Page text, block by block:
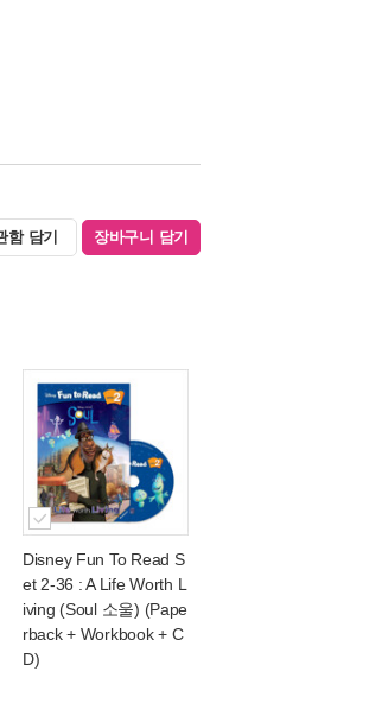
함 담기 장바구니 담기
Disney Fun To Read S
et 2-36 : A Life Worth L
iving (Soul 소울) (Pape
rback + Workbook + C
D)